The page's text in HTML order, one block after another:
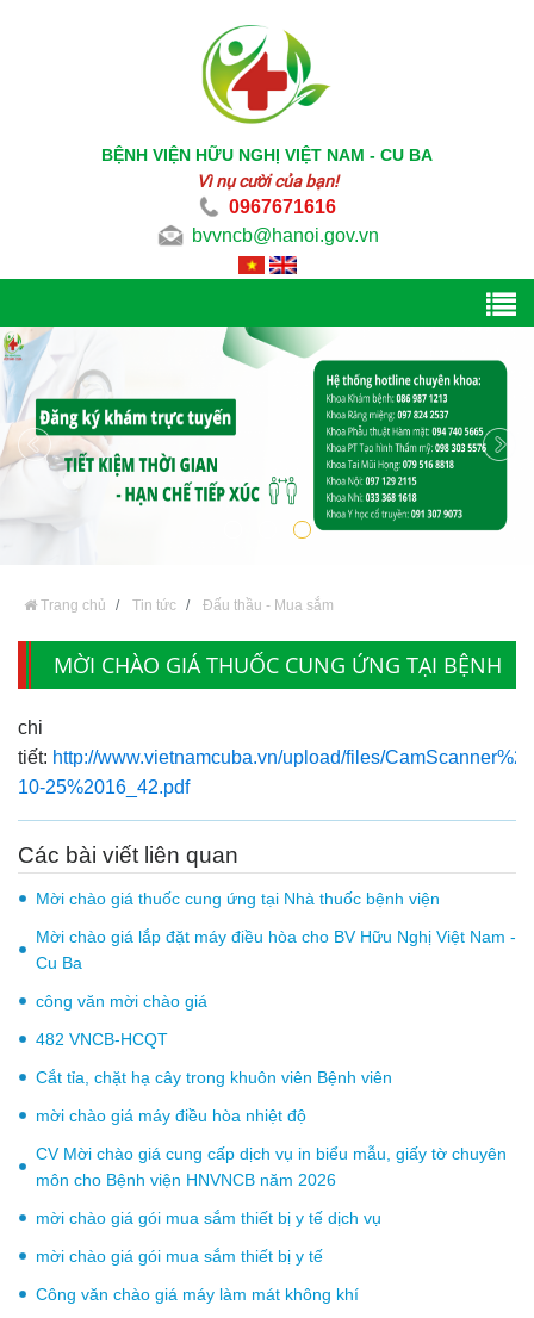
BỆNH VIỆN HỮU NGHỊ VIỆT NAM - CU BA
Vì nụ cười của bạn!
0967671616
bvvncb@hanoi.gov.vn
Trang chủ Tin tức Đấu thầu - Mua sắm
MỜI CHÀO GIÁ THUỐC CUNG ỨNG TẠI BỆNH
chi
tiết: http://www.vietnamcuba.vn/upload/files/
10-25%2016_42.pdf
Các bài viết liên quan
Mời chào giá thuốc cung ứng tại Nhà thuốc bệnh viện
Mời chào giá lắp đặt máy điều hòa cho BV Hữu Nghị Việt Nam -
Cu Ba
công văn mời chào giá
482 VNCB-HCQT
Cắt tỉa, chặt hạ cây trong khuôn viên Bệnh viên
mời chào giá máy điều hòa nhiệt độ
CV Mời chào giá cung cấp dịch vụ in biểu mẫu, giấy tờ chuyên
môn cho Bệnh viện HNVNCB năm 2026
mời chào giá gói mua sắm thiết bị y tế dịch vụ
mời chào giá gói mua sắm thiết bị y tế
Công văn chào giá máy làm mát không khí